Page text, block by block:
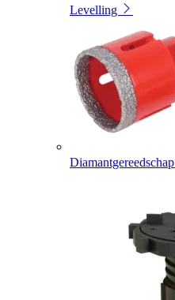
Levelling
Diamantgereedschap